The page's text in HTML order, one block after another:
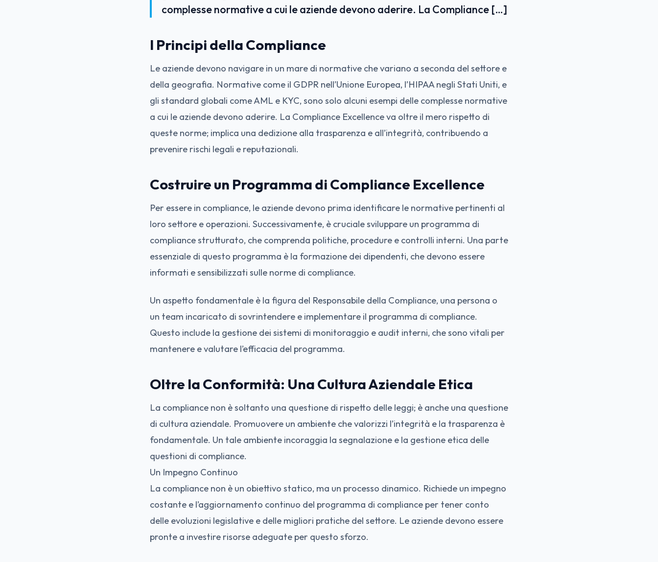
complesse normative a cui le aziende devono aderire. La Compliance […]
I Principi della Compliance
Le aziende devono navigare in un mare di normative che variano a seconda del settore e
della geografia. Normative come il GDPR nell’Unione Europea, l’HIPAA negli Stati Uniti, e
gli standard globali come AML e KYC, sono solo alcuni esempi delle complesse normative
a cui le aziende devono aderire. La Compliance Excellence va oltre il mero rispetto di
queste norme; implica una dedizione alla trasparenza e all’integrità, contribuendo a
prevenire rischi legali e reputazionali.
Costruire un Programma di Compliance Excellence
Per essere in compliance, le aziende devono prima identificare le normative pertinenti al
loro settore e operazioni. Successivamente, è cruciale sviluppare un programma di
compliance strutturato, che comprenda politiche, procedure e controlli interni. Una parte
essenziale di questo programma è la formazione dei dipendenti, che devono essere
informati e sensibilizzati sulle norme di compliance.
Un aspetto fondamentale è la figura del Responsabile della Compliance, una persona o
un team incaricato di sovrintendere e implementare il programma di compliance.
Questo include la gestione dei sistemi di monitoraggio e audit interni, che sono vitali per
mantenere e valutare l’efficacia del programma.
Oltre la Conformità: Una Cultura Aziendale Etica
La compliance non è soltanto una questione di rispetto delle leggi; è anche una questione
di cultura aziendale. Promuovere un ambiente che valorizzi l’integrità e la trasparenza è
fondamentale. Un tale ambiente incoraggia la segnalazione e la gestione etica delle
questioni di compliance.
Un Impegno Continuo
La compliance non è un obiettivo statico, ma un processo dinamico. Richiede un impegno
costante e l’aggiornamento continuo del programma di compliance per tener conto
delle evoluzioni legislative e delle migliori pratiche del settore. Le aziende devono essere
pronte a investire risorse adeguate per questo sforzo.